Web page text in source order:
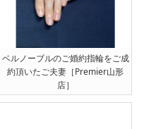
ベルノーブルのご婚約指輪をご成
約頂いたご夫妻［Premier山形
店］